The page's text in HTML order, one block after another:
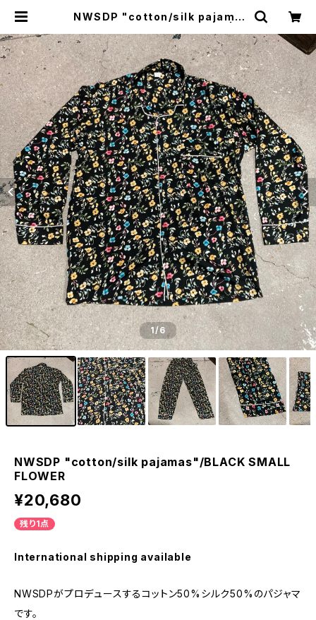
NWSDP "cotton/silk pajama
REAKERS(Z)
1/6
NWSDP "cotton/silk pajamas"/BLACK SMALL
FLOWER
¥20,680
残り1点
International shipping available
NWSDPがプロデュースするコットン50%シルク50%のパジャマ
です。